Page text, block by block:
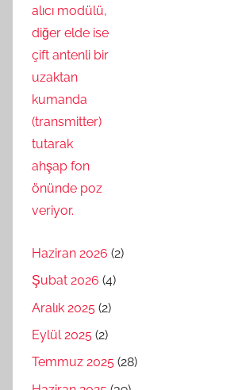
Haziran 2026 (2)
Şubat 2026 (4)
Aralık 2025 (2)
Eylül 2025 (2)
Temmuz 2025 (28)